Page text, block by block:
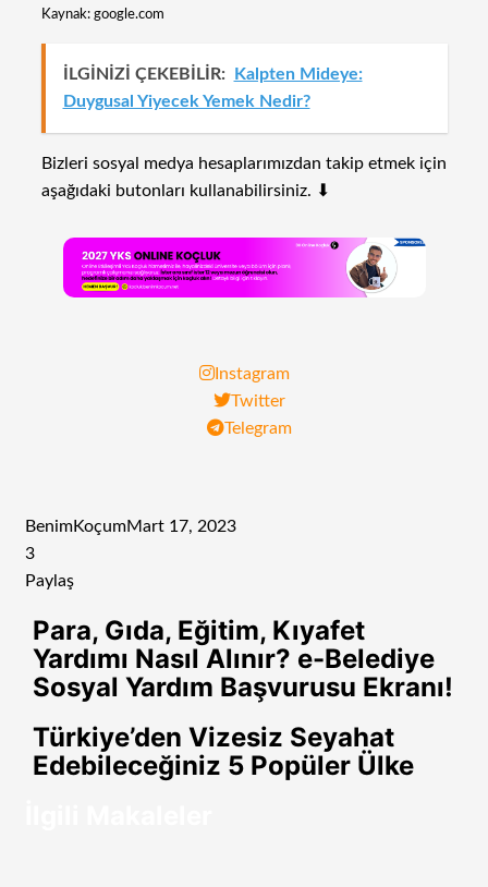
Kaynak: google.com
İLGİNİZİ ÇEKEBİLİR: Kalpten Mideye:
Duygusal Yiyecek Yemek Nedir?
Bizleri sosyal medya hesaplarımızdan takip etmek için
aşağıdaki butonları kullanabilirsiniz. ⬇
Instagram
Twitter
Telegram
BenimKoçumMart 17, 2023
3
Paylaş
Posta
ile
paylaş
Para, Gıda, Eğitim, Kıyafet
Yardımı Nasıl Alınır? e-Belediye
Sosyal Yardım Başvurusu Ekranı!
Türkiye’den Vizesiz Seyahat
Edebileceğiniz 5 Popüler Ülke